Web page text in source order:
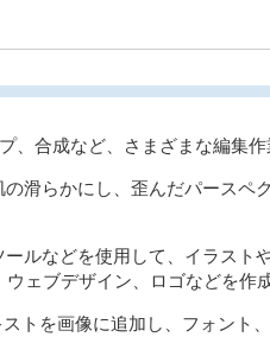
、合成など、さまざまな編集作
の滑らかにし、歪んだパースペ
ルなどを使用して、イラスト
ェブデザイン、ロゴなどを作
トを画像に追加し、フォント